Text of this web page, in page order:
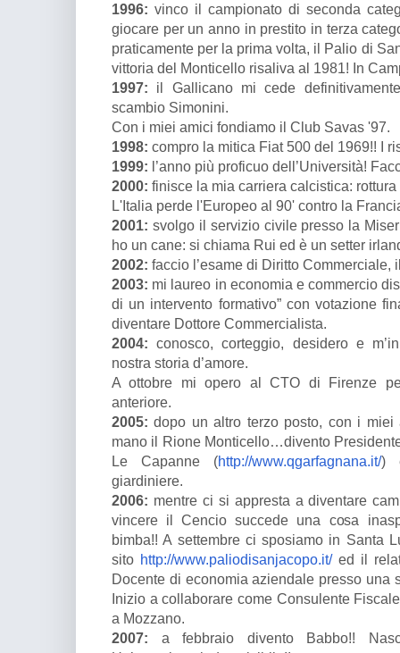
1996: vinco il campionato di seconda
giocare per un anno in prestito in terza
praticamente per la prima volta, il Palio di
vittoria del Monticello risaliva al 1981! In
1997: il Gallicano mi cede
scambio Simonini.
Con i miei amici fondiamo il Club Savas '97.
1998: compro la mitica Fiat 500 del 1969!! I
1999: l’anno più proficuo dell’Università!
2000: finisce la mia carriera calcistica:
L'Italia perde l'Europeo al 90' contro la
2001: svolgo il servizio civile presso la
ho un cane: si chiama Rui ed è un setter
2002: faccio l’esame di Diritto Commerciale,
2003: mi laureo in economia e commercio
di un intervento formativo” con votazione
diventare Dottore Commercialista.
2004: conosco, corteggio, desidero e
nostra storia d’amore.
A ottobre mi opero al CTO di Firenze
anteriore.
2005: dopo un altro terzo posto, con i
mano il Rione Monticello…divento
Le Capanne (http://www.qgarfagnana.it/)
giardiniere.
2006: mentre ci si appresta a diventare
vincere il Cencio succede una cosa
bimba!! A settembre ci sposiamo in Santa
sito http://www.paliodisanjacopo.it/ed il
Docente di economia aziendale presso una
Inizio a collaborare come Consulente
a Mozzano.
2007: a febbraio divento Babbo!!